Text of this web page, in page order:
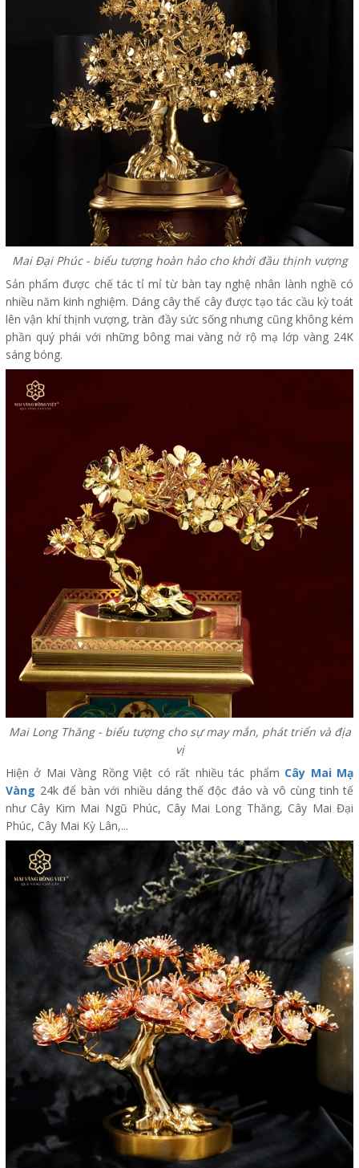
Mai Đại Phúc - biểu tượng hoàn hảo cho khởi đầu thịnh vượng
Sản phẩm được chế tác tỉ mỉ từ bàn tay nghệ nhân lành nghề có
nhiều năm kinh nghiệm. Dáng cây thế cây được tạo tác cầu kỳ toát
lên vận khí thịnh vượng, tràn đầy sức sống nhưng cũng không kém
phần quý phái với những bông mai vàng nở rộ mạ lớp vàng 24K
sáng bóng.
Mai Long Thăng - biểu tượng cho sự may mắn, phát triển và địa
vị
Hiện ở Mai Vàng Rồng Việt có rất nhiều tác phẩm Cây Mai Mạ
Vàng 24k để bàn với nhiều dáng thế độc đáo và vô cùng tinh tế
như Cây Kim Mai Ngũ Phúc, Cây Mai Long Thăng, Cây Mai Đại
Phúc, Cây Mai Kỳ Lân,...